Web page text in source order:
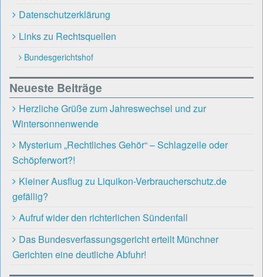
Datenschutzerklärung
Links zu Rechtsquellen
Bundesgerichtshof
Neueste Beiträge
Herzliche Grüße zum Jahreswechsel und zur
Wintersonnenwende
Mysterium „Rechtliches Gehör“ – Schlagzeile oder
Schöpferwort?!
Kleiner Ausflug zu Liquikon-Verbraucherschutz.de
gefällig?
Aufruf wider den richterlichen Sündenfall
Das Bundesverfassungsgericht erteilt Münchner
Gerichten eine deutliche Abfuhr!